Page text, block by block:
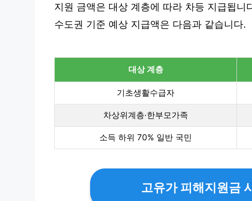
지원 금액은 대상 계층에 따라 차등 지급됩니
수도권 기준 예상 지급액은 다음과 같습니다.
대상 계층
기초생활수급자
차상위계층·한부모가족
소득 하위 70% 일반 국민
고유가 피해지원금